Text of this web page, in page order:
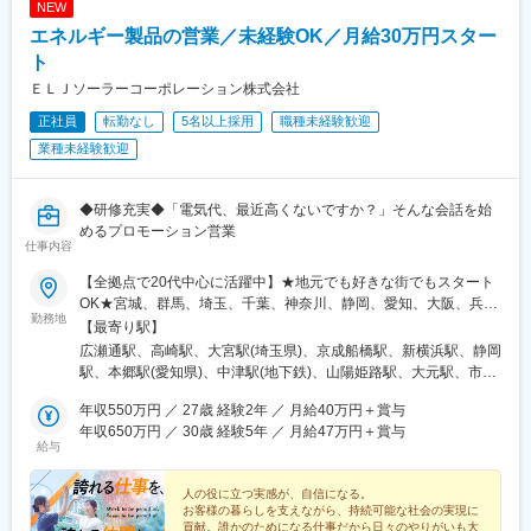
NEW
エネルギー製品の営業／未経験OK／月給30万円スター
ト
ＥＬＪソーラーコーポレーション株式会社
正社員 転勤なし 5名以上採用
職種未経験歓迎
業種未経験歓迎
仕事内容
◆研修充実◆「電気代、最近高くないですか？」そんな会話を始
めるプロモーション営業
勤務地
【全拠点で20代中心に活躍中】★地元でも好きな街でもスタート
OK★宮城、群馬、埼玉、千葉、神奈川、静岡、愛知、大阪、兵
庫、岡山、広島、福岡、熊本、鹿児島の各支社※転勤なし※希望勤
務地を考慮※受動喫煙対策あり
【最寄り駅】
広瀬通駅、高崎駅、大宮駅(埼玉県)、京成船橋駅、新横浜駅、静岡
駅、本郷駅(愛知県)、中津駅(地下鉄)、山陽姫路駅、大元駅、市役
駅、大神宮下駅、中崎町駅、姫路駅、中電前駅、東比恵駅、交通
局前駅(熊本県)、天文館通駅、仙台駅(地下鉄)、船橋駅、大阪梅田
給与
年収550万円 ／ 27歳 経験2年 ／ 月給40万円＋賞与
年収650万円 ／ 30歳 経験5年 ／ 月給47万円＋賞与
人の役に立つ実感が、自信になる。
お客様の暮らしを支えながら、持続可能な社会の実現に
貢献。誰かのためになる仕事だから日々のやりがいも大